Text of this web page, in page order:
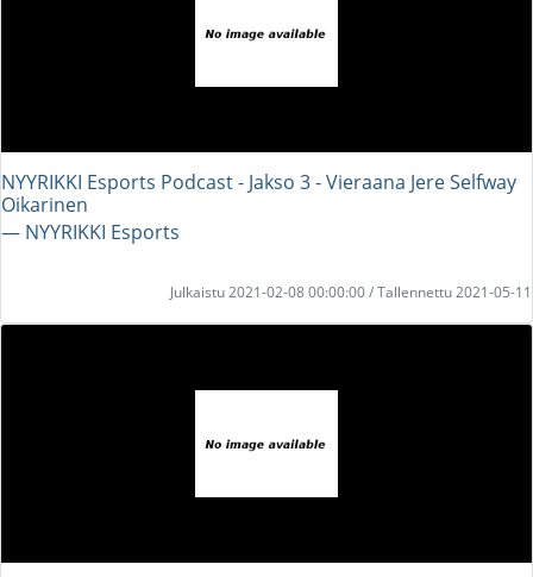
NYYRIKKI Esports Podcast - Jakso 3 - Vieraana Jere Selfway
Oikarinen
― NYYRIKKI Esports
Julkaistu 2021-02-08 00:00:00 / Tallennettu 2021-05-11